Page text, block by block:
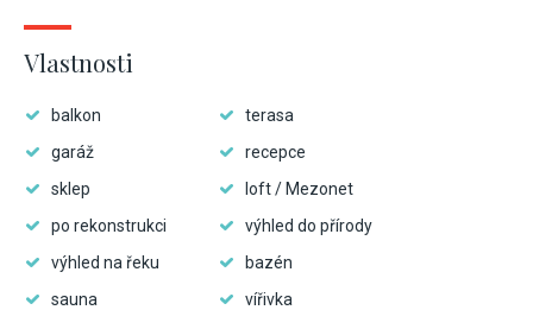
Vlastnosti
balkon
terasa
garáž
recepce
sklep
loft / Mezonet
po rekonstrukci
výhled do přírody
výhled na řeku
bazén
sauna
vířivka